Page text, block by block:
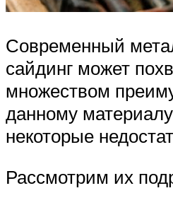
Современный
сайдинг может
множеством
данному
некоторые
Рассмотрим их